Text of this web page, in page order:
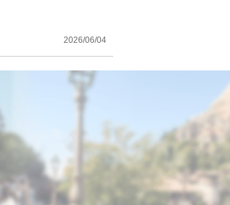
2026/06/04